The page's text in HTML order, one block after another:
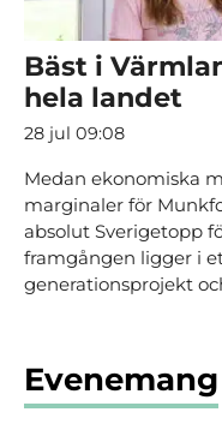
Bäst i
hela landet
28 jul 09:08
Medan ekonomiska
marginaler för
absolut Sverigetopp
framgången ligger i
generationsprojekt
Evenemang